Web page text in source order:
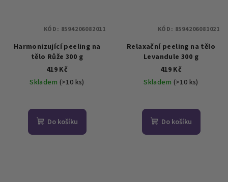
Harmonizující peeling na
tělo Růže 300 g
419 Kč
Skladem (>10 ks)
hodnocení
produktu
Do košíku
KÓD: 8594206082011
Relaxační peeling na tělo
Levandule 300 g
419 Kč
Skladem (>10 ks)
hodnocení
produktu
Do košíku
KÓD: 8594206081021